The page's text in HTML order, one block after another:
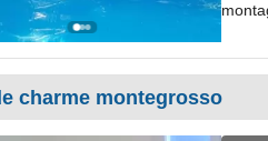
charme montegrosso